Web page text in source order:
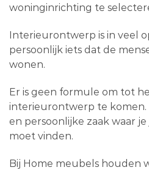
woninginrichting te
Interieurontwerp is in veel
persoonlijk iets dat de
wonen.
Er is geen formule om tot
interieurontwerp te komen.
en persoonlijke zaak waar je
moet vinden.
Bij Home meubels houden